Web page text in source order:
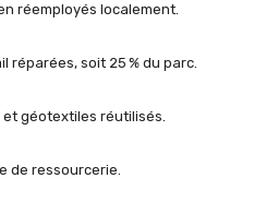
localement.
soit 25 % du parc.
réutilisés.
ressourcerie.